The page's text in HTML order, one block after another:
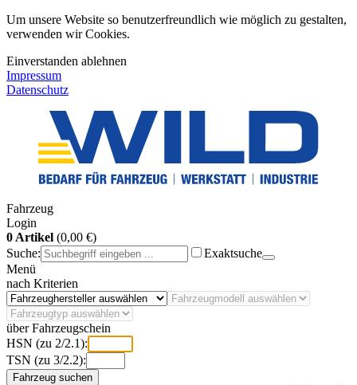
Um unsere Website so benutzerfreundlich wie möglich zu gestalten,
verwenden wir Cookies.
Einverstanden ablehnen
Impressum
Datenschutz
Fahrzeug
Login
0 Artikel (0,00 €)
Suche:
Exaktsuche
Menü
nach Kriterien
über Fahrzeugschein
HSN (zu 2/2.1):
TSN (zu 3/2.2):
Fahrzeug suchen